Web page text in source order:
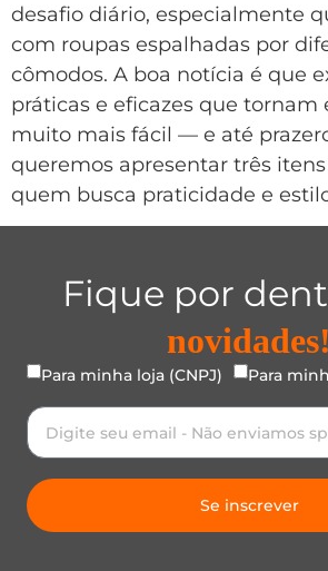
desafio diário, especialmente
com roupas espalhadas por
cômodos. A boa notícia é que
práticas e eficazes que tornam
muito mais fácil — e até
queremos apresentar três itens
quem busca praticidade e
Fique por
novidades!
Para minha loja (CNPJ) Para
Se inscrever